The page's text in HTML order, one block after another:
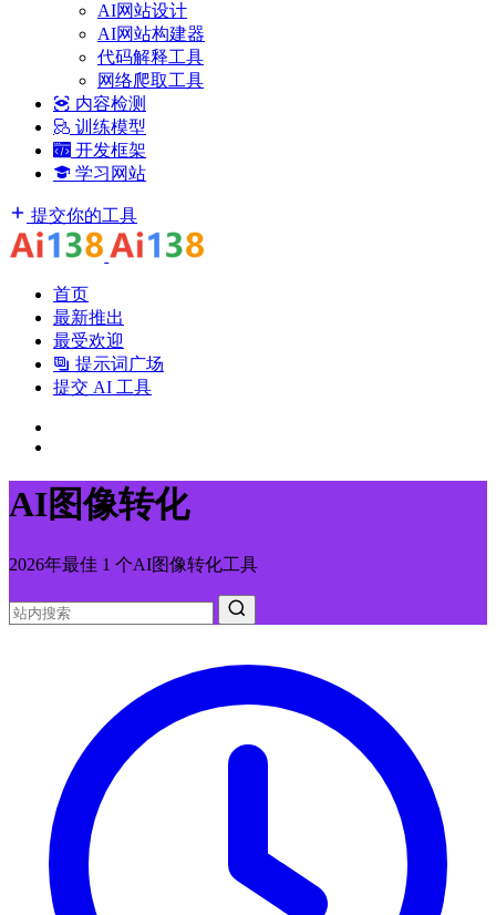
AI网站设计
AI网站构建器
代码解释工具
网络爬取工具
内容检测
训练模型
开发框架
学习网站
提交你的工具
首页
最新推出
最受欢迎
提示词广场
提交 AI 工具
AI图像转化
2026年最佳 1 个AI图像转化工具